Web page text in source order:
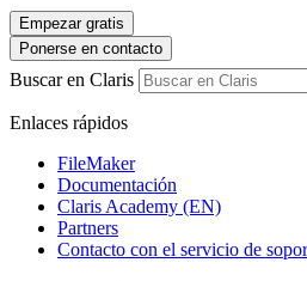
Empezar gratis
Ponerse en contacto
Buscar en Claris
Enlaces rápidos
FileMaker
Documentación
Claris Academy (EN)
Partners
Contacto con el servicio de